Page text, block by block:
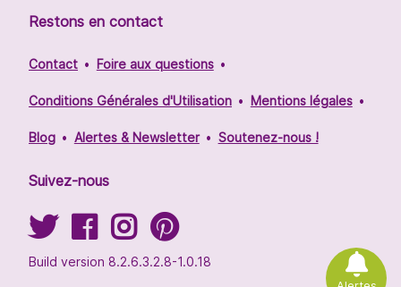
Restons en contact
Contact Foire aux questions
Conditions Générales d'Utilisation Mentions légales
Blog Alertes & Newsletter Soutenez-nous !
Suivez-nous
Build version 8.2.6.3.2.8-1.0.18